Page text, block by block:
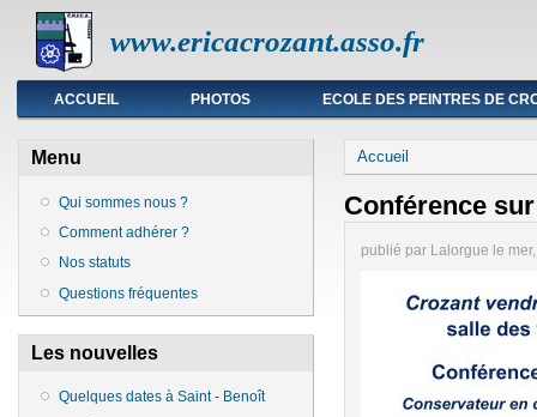
www.ericacrozant.asso.fr
Menu principal
ACCUEIL PHOTOS ECOLE DES PEINTRES DE
Menu
Qui sommes nous ?
Comment adhérer ?
Nos statuts
Questions fréquentes
Les nouvelles
Quelques dates à Saint - Benoît
Vous êtes ici
Accueil
Conférence
publié par Lalorgue le